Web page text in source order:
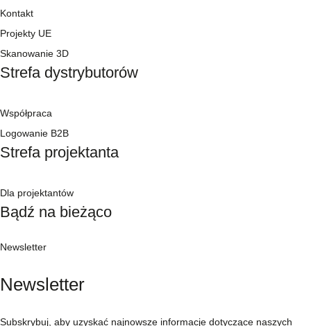
Kontakt
Projekty UE
Skanowanie 3D
Strefa dystrybutorów
Współpraca
Logowanie B2B
Strefa projektanta
Dla projektantów
Bądź na bieżąco
Newsletter
Newsletter
Subskrybuj, aby uzyskać najnowsze informacje dotyczące naszych